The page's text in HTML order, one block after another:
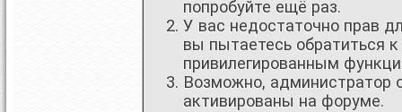
попробуйте ещё раз.
У вас недостаточно прав
вы пытаетесь обратиться
привилегированным
Возможно, администратор
активированы на форуме.